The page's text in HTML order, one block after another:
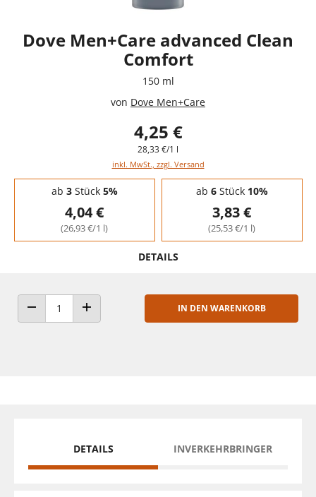
Dove Men+Care advanced Clean
Comfort
150 ml
von Dove Men+Care
4,25 €
28,33 €/1 l
inkl. MwSt., zzgl. Versand
Staffelpreise - Mengenrabatt
ab 3Stück 5%
4,04 €
(26,93 €/1 l)
ab 6Stück 10%
3,83 €
(25,53 €/1 l)
DETAILS
ANZAHL VERRINGERNANZAHL ERHÖHEN
IN DEN WARENKORB
DETAILS INVERKEHRBRINGER